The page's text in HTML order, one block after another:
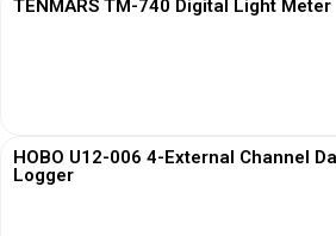
TENMARS TM-740 Digital Light Meter
HOBO U12-006 4-External Channel
Logger